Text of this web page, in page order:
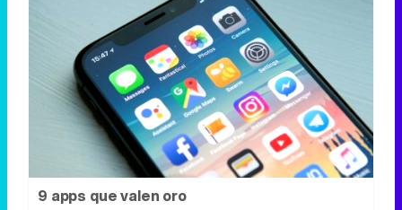
9 apps que valen oro